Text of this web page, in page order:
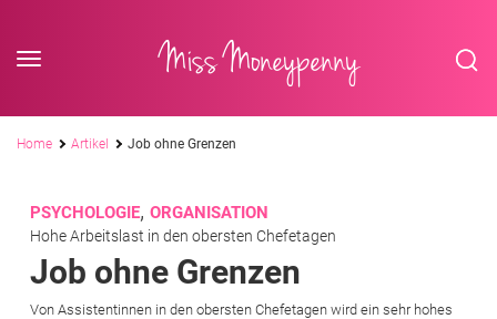
Miss Moneypenny
Pfadnavigation
Home Artikel Job ohne Grenzen
PSYCHOLOGIE, ORGANISATION
Hohe Arbeitslast in den obersten Chefetagen
Job ohne Grenzen
Von Assistentinnen in den obersten Chefetagen wird ein sehr hohes